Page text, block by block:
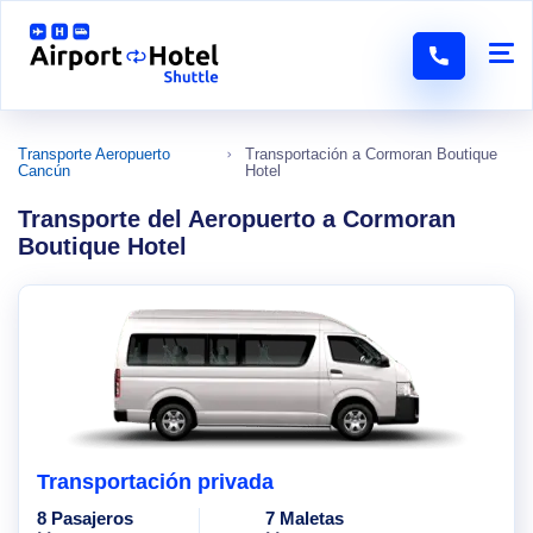
Transporte Aeropuerto
Cancún
Transportación a Cormoran Boutique
Hotel
Transporte del Aeropuerto a Cormoran
Boutique Hotel
Transportación privada
8 Pasajeros
7 Maletas